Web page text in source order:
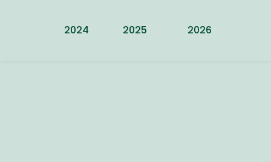
2024 2025 2026